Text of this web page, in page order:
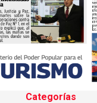
Categorías